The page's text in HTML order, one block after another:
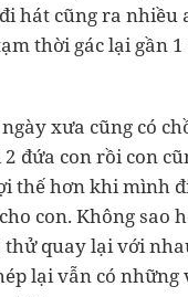
hát cũng ra nhiều
thời gác lại gần
xưa cũng có
đứa con rồi con
thế hơn khi mình
con. Không sao
thử quay lại với
lại vẫn có